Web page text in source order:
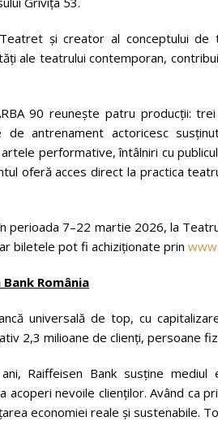
și creator al conceptului
ale teatrului contemporan,
90 reunește patru producții:
de antrenament actoricesc
performative, întâlniri cu
oferă acces direct la practica
perioada 7–22 martie 2026, la
biletele pot fi achiziționate prin
România
universală de top, cu
2,3 milioane de clienți, persoane
Raiffeisen Bank susține mediul
acoperi nevoile clienților. Având ca
economiei reale și sustenabile.